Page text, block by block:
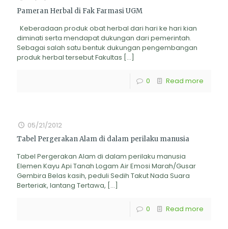
Pameran Herbal di Fak Farmasi UGM
Keberadaan produk obat herbal dari hari ke hari kian
diminati serta mendapat dukungan dari pemerintah.
Sebagai salah satu bentuk dukungan pengembangan
produk herbal tersebut Fakultas […]
0 Read more
05/21/2012
Tabel Pergerakan Alam di dalam perilaku manusia
Tabel Pergerakan Alam di dalam perilaku manusia
Elemen Kayu Api Tanah Logam Air Emosi Marah/Gusar
Gembira Belas kasih, peduli Sedih Takut Nada Suara
Berteriak, lantang Tertawa, […]
0 Read more